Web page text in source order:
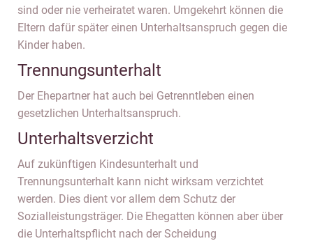
sind oder nie verheiratet waren. Umgekehrt können die
Eltern dafür später einen Unterhaltsanspruch gegen die
Kinder haben.
Trennungsunterhalt
Der Ehepartner hat auch bei Getrenntleben einen
gesetzlichen Unterhaltsanspruch.
Unterhaltsverzicht
Auf zukünftigen Kindesunterhalt und
Trennungsunterhalt kann nicht wirksam verzichtet
werden. Dies dient vor allem dem Schutz der
Sozialleistungsträger. Die Ehegatten können aber über
die Unterhaltspflicht nach der Scheidung